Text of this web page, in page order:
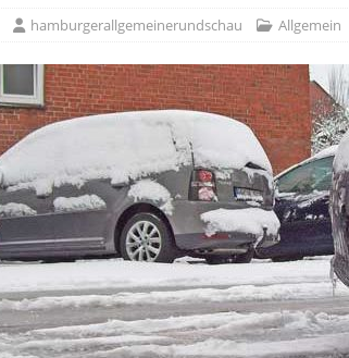
hamburgerallgemeinerundschau Allgemein